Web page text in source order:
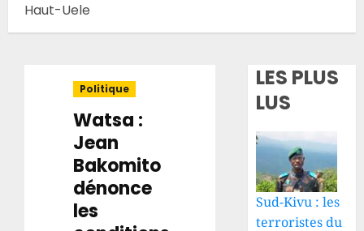
Haut-Uele
Politique
Watsa :
Jean
Bakomito
dénonce
les
LES PLUS
LUS
Sud-Kivu : les
terroristes du